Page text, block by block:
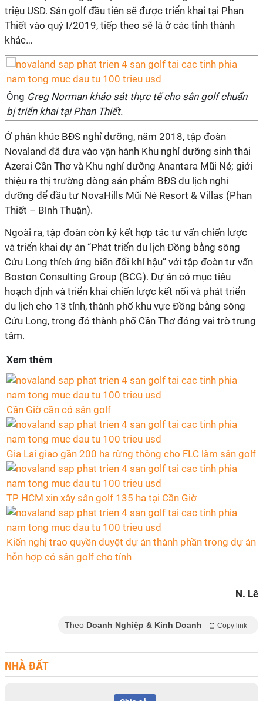
triệu USD. Sân golf đầu tiên sẽ được triển khai tại Phan
Thiết vào quý I/2019, tiếp theo sẽ là ở các tỉnh thành
khác…
Ông Greg Norman khảo sát thực tế cho sân golf chuẩn
bị triển khai tại Phan Thiết.
Ở phân khúc BĐS nghỉ dưỡng, năm 2018, tập đoàn
Novaland đã đưa vào vận hành Khu nghỉ dưỡng sinh thái
Azerai Cần Thơ và Khu nghỉ dưỡng Anantara Mũi Né; giới
thiệu ra thị trường dòng sản phẩm BĐS du lịch nghỉ
dưỡng để đầu tư NovaHills Mũi Né Resort & Villas (Phan
Thiết – Bình Thuận).
Ngoài ra, tập đoàn còn ký kết hợp tác tư vấn chiến lược
và triển khai dự án “Phát triển du lịch Đồng bằng sông
Cửu Long thích ứng biến đổi khí hậu” với tập đoàn tư vấn
Boston Consulting Group (BCG). Dự án có mục tiêu
hoạch định và triển khai chiến lược kết nối và phát triển
du lịch cho 13 tỉnh, thành phố khu vực Đồng bằng sông
Cửu Long, trong đó thành phố Cần Thơ đóng vai trò trung
tâm.
Xem thêm
Cần Giờ cần có sân golf
Gia Lai giao gần 200 ha rừng thông cho FLC làm sân golf
TP HCM xin xây sân golf 135 ha tại Cần Giờ
Kiến nghị trao quyền duyệt dự án thành phần trong dự án
hỗn hợp có sân golf cho tỉnh
N. Lê
Theo Doanh Nghiệp & Kinh Doanh Copy link
NHÀ ĐẤT